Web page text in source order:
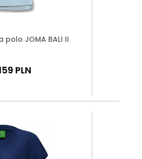
JOMA BALI II
PLN